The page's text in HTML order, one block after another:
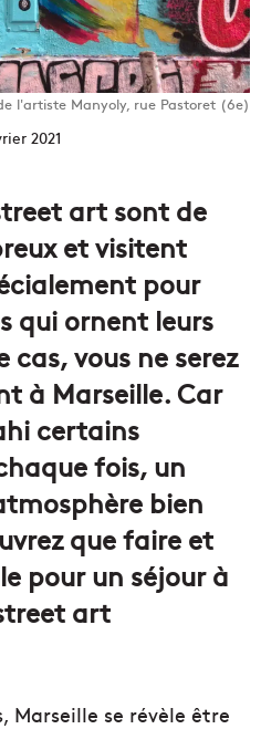
l'artiste Manyoly, rue Pastoret (6e)
2021
art sont de
et visitent
pour
qui ornent leurs
cas, vous ne serez
à Marseille. Car
certains
fois, un
bien
que faire et
pour un séjour à
art
Marseille se révèle être